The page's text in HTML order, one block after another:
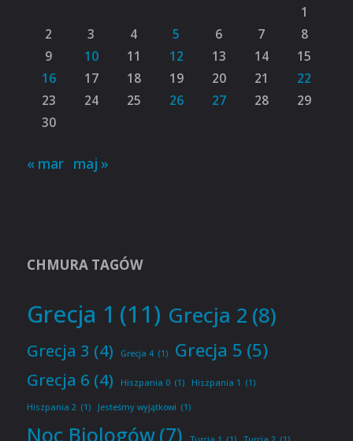
1
2
3 4 5 6 7
8
9
10 11 12 13 14
15
16
17 18 19 20 21
22
23
24 25 26 27 28
29
30
« mar maj »
CHMURA TAGÓW
Grecja 1 (11) Grecja 2 (8)
Grecja 3 (4) Grecja 4 (1) Grecja 5 (5)
Grecja 6 (4) Hiszpania 0 (1) Hiszpania 1 (1)
Hiszpania 2 (1) Jesteśmy wyjątkowi (1)
Noc Biologów(7)